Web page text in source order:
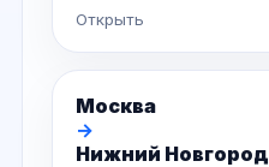
Открыть
Москва
→
Нижний Новгород